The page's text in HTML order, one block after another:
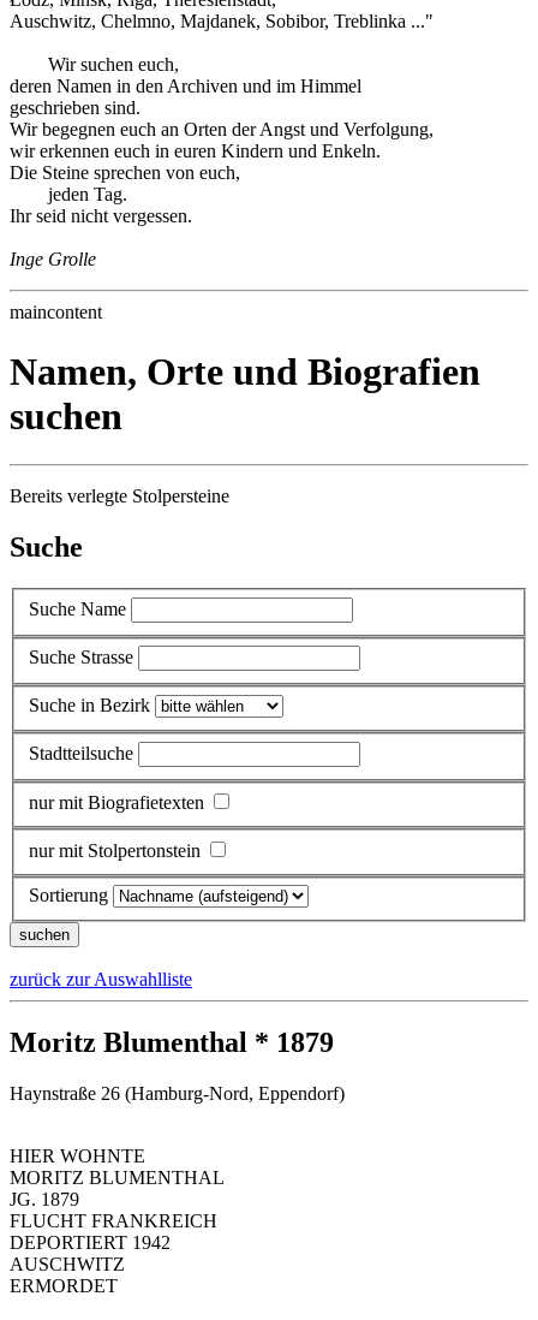
Auschwitz, Chelmno, Majdanek, Sobibor, Treblinka ..."
Wir suchen euch,
deren Namen in den Archiven und im Himmel
geschrieben sind.
Wir begegnen euch an Orten der Angst und Verfolgung,
wir erkennen euch in euren Kindern und Enkeln.
Die Steine sprechen von euch,
jeden Tag.
Ihr seid nicht vergessen.
Inge Grolle
maincontent
Namen, Orte und Biografien
suchen
Bereits verlegte Stolpersteine
Suche
Suche Name
Suche Strasse
Suche in Bezirk
Stadtteilsuche
nur mit Biografietexten
nur mit Stolpertonstein
Sortierung
zurück zur Auswahlliste
Moritz Blumenthal * 1879
Haynstraße 26 (Hamburg-Nord, Eppendorf)
HIER WOHNTE
MORITZ BLUMENTHAL
JG. 1879
FLUCHT FRANKREICH
DEPORTIERT 1942
AUSCHWITZ
ERMORDET